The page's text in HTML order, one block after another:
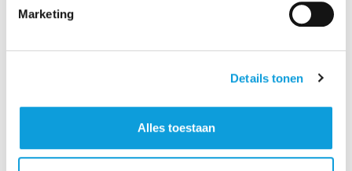
Marketing
Details tonen
Alles toestaan
Catering in het Sportcafé
: Combineer het blacklight-volleybal met
Van snacks en drankjes tot volledige maaltijden, ideaal
om de energieniveaus hoog te houden tijdens en na de
Groepsarrangementen: Beschikbare arrangementen zijn